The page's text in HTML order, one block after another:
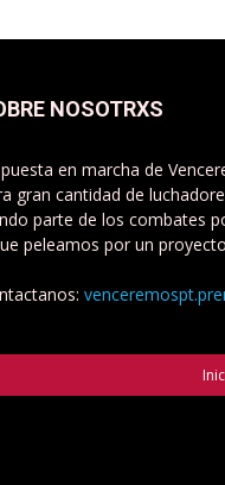
NOSOTRXS
en marcha de
gran cantidad de
parte de los combates
peleamos por un